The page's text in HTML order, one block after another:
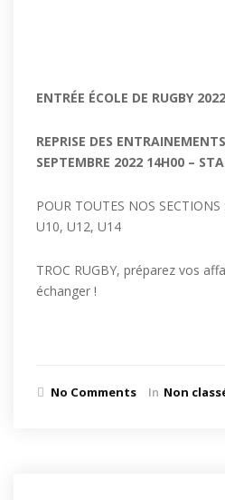
ENTRÉE ÉCOLE DE RUGBY
REPRISE DES ENTRAINEMENTS
SEPTEMBRE 2022 14H00 –
POUR TOUTES NOS
U10, U12, U14
TROC RUGBY, préparez vos
échanger !
No Comments In Non